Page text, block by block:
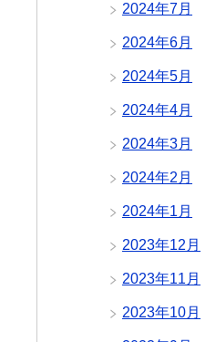
2024年7月
2024年6月
2024年5月
2024年4月
2024年3月
2024年2月
2024年1月
2023年12月
2023年11月
2023年10月